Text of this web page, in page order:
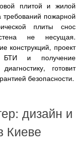
плитой и жилой
пожарной
плиты снос
не несущая.
конструкций, проект
БТИ и получение
готовит
безопасности.
дизайн и
Киеве